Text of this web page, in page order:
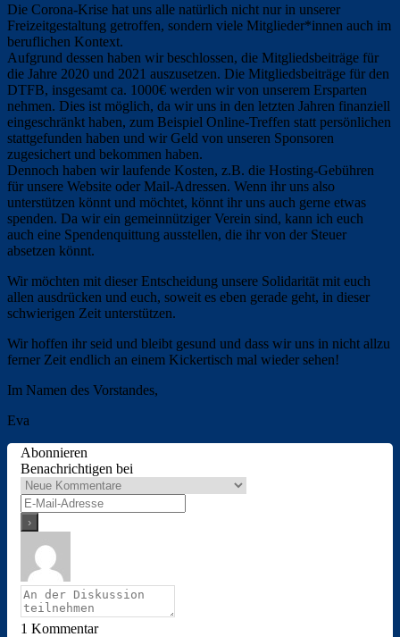
Die Corona-Krise hat uns alle natürlich nicht nur in unserer
Freizeitgestaltung getroffen, sondern viele Mitglieder*innen auch im
beruflichen Kontext.
Aufgrund dessen haben wir beschlossen, die Mitgliedsbeiträge für
die Jahre 2020 und 2021 auszusetzen. Die Mitgliedsbeiträge für den
DTFB, insgesamt ca. 1000€ werden wir von unserem Ersparten
nehmen. Dies ist möglich, da wir uns in den letzten Jahren finanziell
eingeschränkt haben, zum Beispiel Online-Treffen statt persönlichen
stattgefunden haben und wir Geld von unseren Sponsoren
zugesichert und bekommen haben.
Dennoch haben wir laufende Kosten, z.B. die Hosting-Gebühren
für unsere Website oder Mail-Adressen. Wenn ihr uns also
unterstützen könnt und möchtet, könnt ihr uns auch gerne etwas
spenden. Da wir ein gemeinnütziger Verein sind, kann ich euch
auch eine Spendenquittung ausstellen, die ihr von der Steuer
absetzen könnt.
Wir möchten mit dieser Entscheidung unsere Solidarität mit euch
allen ausdrücken und euch, soweit es eben gerade geht, in dieser
schwierigen Zeit unterstützen.
Wir hoffen ihr seid und bleibt gesund und dass wir uns in nicht allzu
ferner Zeit endlich an einem Kickertisch mal wieder sehen!
Im Namen des Vorstandes,
Eva
Abonnieren
Benachrichtigen bei
1 Kommentar